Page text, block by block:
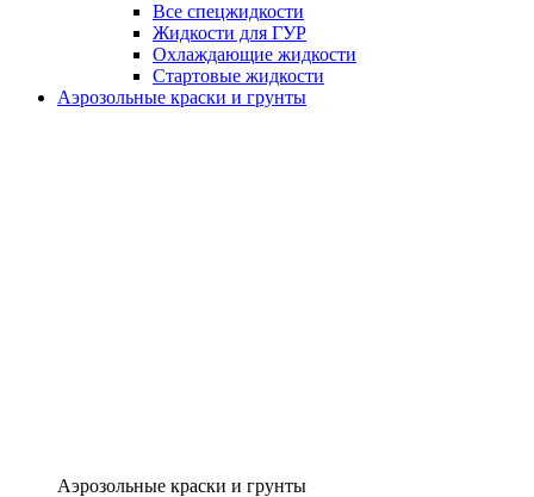
Все спецжидкости
Жидкости для ГУР
Охлаждающие жидкости
Стартовые жидкости
Аэрозольные краски и грунты
Аэрозольные краски и грунты